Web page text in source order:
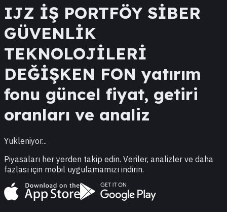
IJZ İŞ PORTFÖY SİBER
GÜVENLİK
TEKNOLOJİLERİ
DEĞİŞKEN FON yatırım
fonu güncel fiyat, getiri
oranları ve analiz
Yukleniyor...
Piyasaları her yerden takip edin. Veriler, analizler ve daha
fazlası için mobil uygulamamızı indirin.